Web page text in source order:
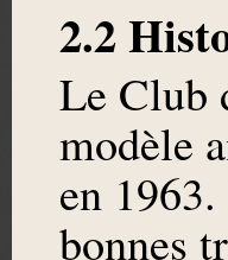
2.2
Le Club
modèle
en
bonnes